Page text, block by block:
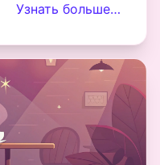
Узнать больше…